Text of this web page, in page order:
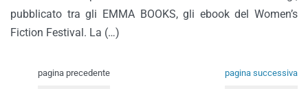
pubblicato tra gli EMMA BOOKS, gli ebook del Women’s
Fiction Festival. La (…)
pagina precedente pagina successiva